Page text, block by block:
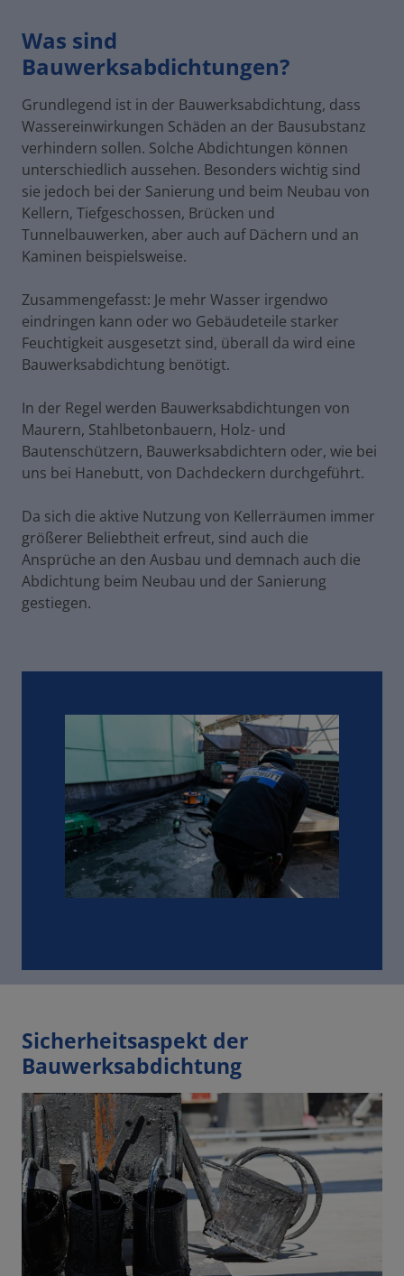
Was sind
Bauwerksabdichtungen?
Grundlegend ist in der Bauwerksabdichtung, dass
Wassereinwirkungen Schäden an der Bausubstanz
verhindern sollen. Solche Abdichtungen können
unterschiedlich aussehen. Besonders wichtig sind
sie jedoch bei der Sanierung und beim Neubau von
Kellern, Tiefgeschossen, Brücken und
Tunnelbauwerken, aber auch auf Dächern und an
Kaminen beispielsweise.
Zusammengefasst: Je mehr Wasser irgendwo
eindringen kann oder wo Gebäudeteile starker
Feuchtigkeit ausgesetzt sind, überall da wird eine
Bauwerksabdichtung benötigt.
In der Regel werden Bauwerksabdichtungen von
Maurern, Stahlbetonbauern, Holz- und
Bautenschützern, Bauwerksabdichtern oder, wie bei
uns bei Hanebutt, von Dachdeckern durchgeführt.
Da sich die aktive Nutzung von Kellerräumen immer
größerer Beliebtheit erfreut, sind auch die
Ansprüche an den Ausbau und demnach auch die
Abdichtung beim Neubau und der Sanierung
gestiegen.
Sicherheitsaspekt der
Bauwerksabdichtung